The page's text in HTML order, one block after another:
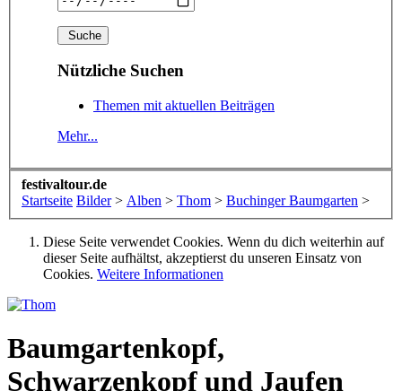
Nützliche Suchen
Themen mit aktuellen Beiträgen
Mehr...
festivaltour.de
Startseite Bilder > Alben > Thom > Buchinger Baumgarten >
Diese Seite verwendet Cookies. Wenn du dich weiterhin auf
dieser Seite aufhältst, akzeptierst du unseren Einsatz von
Cookies. Weitere Informationen
Baumgartenkopf,
Schwarzenkopf und Jaufen